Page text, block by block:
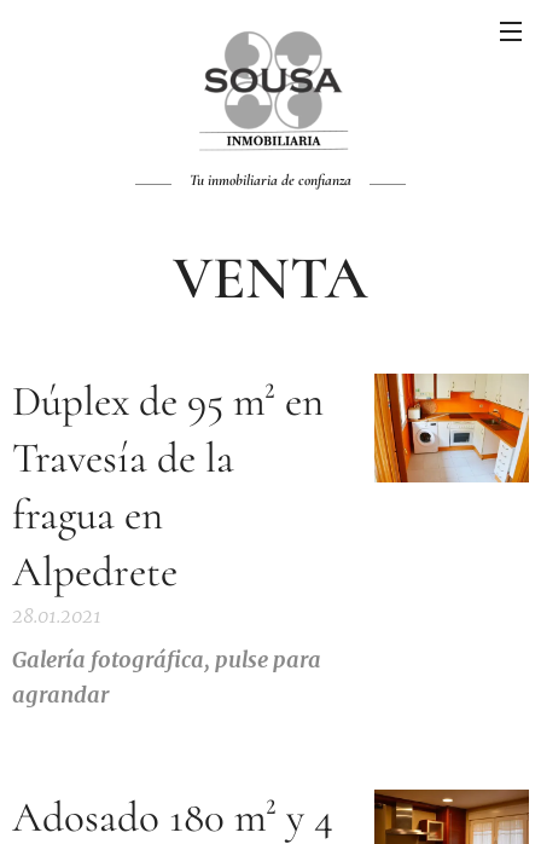
Tu inmobiliaria de confianza
VENTA
Dúplex de 95 m² en
Travesía de la
fragua en
Alpedrete
28.01.2021
Galería fotográfica, pulse para
agrandar
Adosado 180 m² y 4